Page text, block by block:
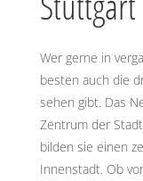
Wer gerne in
besten auch die
sehen gibt. Das
Zentrum der
bilden sie einen
Innenstadt. Ob